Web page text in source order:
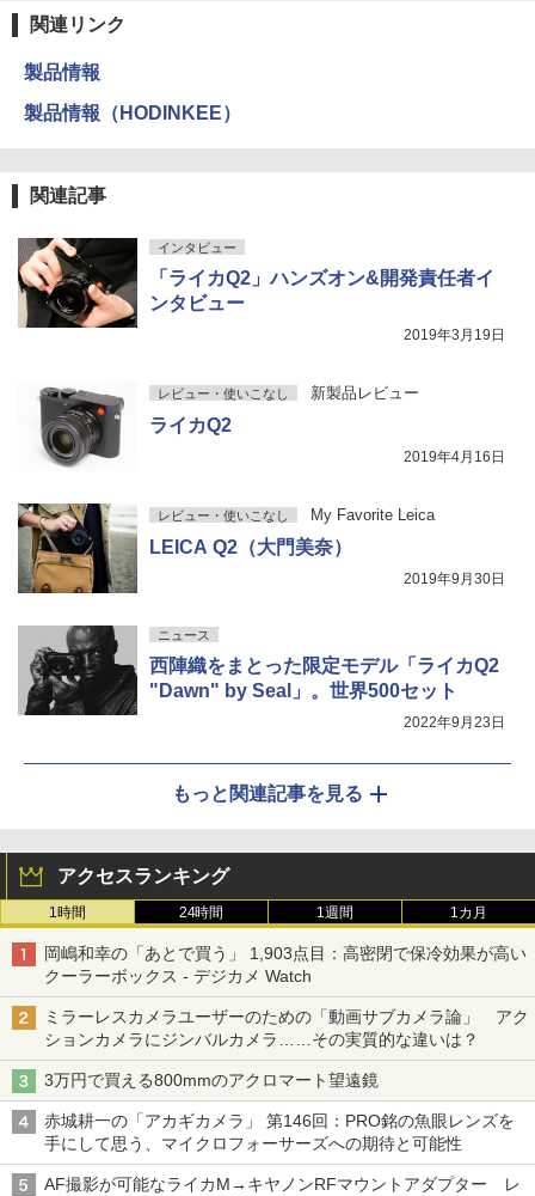
関連リンク
製品情報
製品情報（HODINKEE）
関連記事
インタビュー
「ライカQ2」ハンズオン&開発責任者イ
ンタビュー
2019年3月19日
レビュー・使いこなし 新製品レビュー
ライカQ2
2019年4月16日
レビュー・使いこなし My Favorite Leica
LEICA Q2（大門美奈）
2019年9月30日
ニュース
西陣織をまとった限定モデル「ライカQ2
"Dawn" by Seal」。世界500セット
2022年9月23日
もっと関連記事を見る
アクセスランキング
1時間 24時間 1週間 1カ月
岡嶋和幸の「あとで買う」 1,903点目：高密閉で保冷効果が高い
クーラーボックス - デジカメ Watch
ミラーレスカメラユーザーのための「動画サブカメラ論」 アク
ションカメラにジンバルカメラ……その実質的な違いは？
3万円で買える800mmのアクロマート望遠鏡
赤城耕一の「アカギカメラ」 第146回：PRO銘の魚眼レンズを
手にして思う、マイクロフォーサーズへの期待と可能性
AF撮影が可能なライカM→キヤノンRFマウントアダプター レ